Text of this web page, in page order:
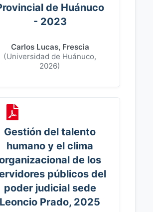
de Huánuco
- 2023
Carlos Lucas, Frescia
(Universidad de Huánuco,
2026)
Gestión del talento
humano y el clima
de los
públicos del
poder judicial sede
Leoncio Prado, 2025